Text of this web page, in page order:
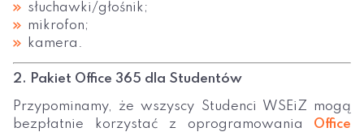
słuchawki/głośnik;
mikrofon;
kamera.
2. Pakiet Office 365 dla Studentów
Przypominamy, że wszyscy Studenci WSEiZ mogą
bezpłatnie korzystać z oprogramowania Office